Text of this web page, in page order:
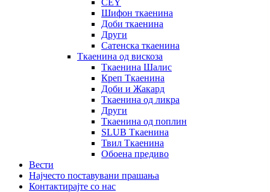
CEY
Шифон ткаенина
Доби ткаенина
Други
Сатенска ткаенина
Ткаенина од вискоза
Ткаенина Шалис
Креп Ткаенина
Доби и Жакард
Ткаенина од ликра
Други
Ткаенина од поплин
SLUB Ткаенина
Твил Ткаенина
Обоена предиво
Вести
Најчесто поставувани прашања
Контактирајте со нас